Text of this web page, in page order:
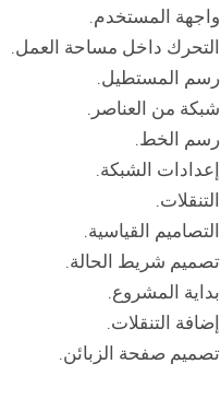
واجهة المستخدم.
التحرك داخل مساحة العمل.
رسم المستطيل.
شبكة من العناصر.
رسم الخط.
إعدادات الشبكة.
التنقلات.
التصاميم القياسية.
تصميم شريط الحالة.
بداية المشروع.
إضافة التنقلات.
تصميم صفحة الزبائن.